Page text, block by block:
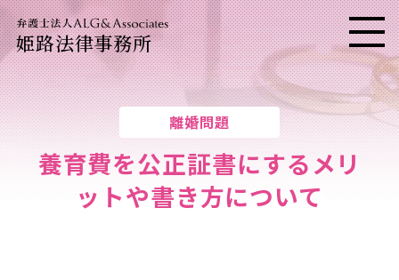
姫路法律事務所 メニ
離婚問題
養育費を公正証書にするメリ
ットや書き方について